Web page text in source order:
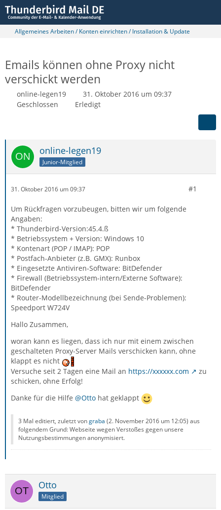
Allgemeines Arbeiten / Konten einrichten / Installation & Update
Emails können ohne Proxy nicht
verschickt werden
online-legen19
31. Oktober 2016 um 09:37
Geschlossen
Erledigt
online-legen19
Junior-Mitglied
31. Oktober 2016 um 09:37 #1
Um Rückfragen vorzubeugen, bitten wir um folgende
Angaben:
* Thunderbird-Version:45.4.ß
* Betriebssystem + Version: Windows 10
* Kontenart (POP / IMAP): POP
* Postfach-Anbieter (z.B. GMX): Runbox
* Eingesetzte Antiviren-Software: BitDefender
* Firewall (Betriebssystem-intern/Externe Software):
BitDefender
* Router-Modellbezeichnung (bei Sende-Problemen):
Speedport W724V
Hallo Zusammen,
woran kann es liegen, dass ich nur mit einem zwischen
geschalteten Proxy-Server Mails verschicken kann, ohne
klappt es nicht
Versuche seit 2 Tagen eine Mail an https://xxxxxx.com
zu
schicken, ohne Erfolg!
Danke für die Hilfe @Otto hat geklappt
3 Mal editiert, zuletzt vongraba (2. November 2016 um 12:05) aus
folgendem Grund: Webseite wegen Verstoßes gegen unsere
Nutzungsbestimmungen anonymisiert.
Otto
Mitglied